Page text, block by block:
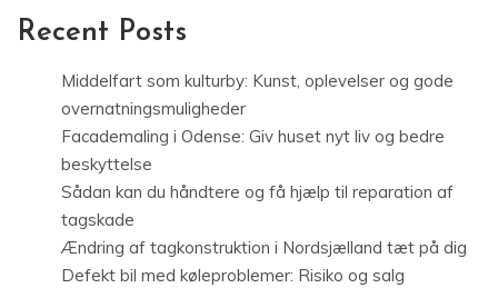
Recent Posts
Middelfart som kulturby: Kunst, oplevelser og gode
overnatningsmuligheder
Facademaling i Odense: Giv huset nyt liv og bedre
beskyttelse
Sådan kan du håndtere og få hjælp til reparation af
tagskade
Ændring af tagkonstruktion i Nordsjælland tæt på dig
Defekt bil med køleproblemer: Risiko og salg